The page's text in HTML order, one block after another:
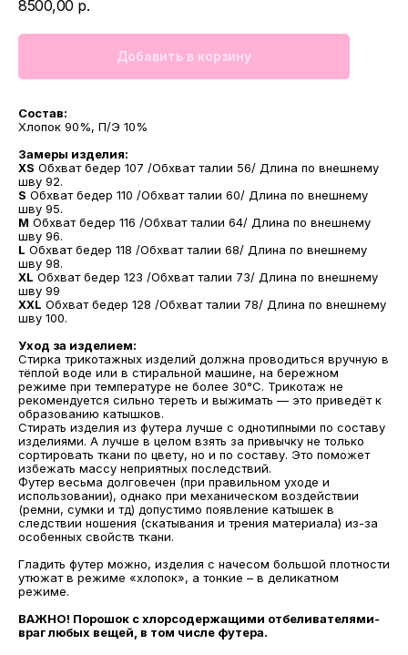
8500,00 р.
Добавить в корзину
Состав:
Хлопок 90%, П/Э 10%
Замеры изделия:
XS Обхват бедер 107 /Обхват талии 56/ Длина по внешнему
шву 92.
S Обхват бедер 110 /Обхват талии 60/ Длина по внешнему
шву 95.
M Обхват бедер 116 /Обхват талии 64/ Длина по внешнему
шву 96.
L Обхват бедер 118 /Обхват талии 68/ Длина по внешнему
шву 98.
XL Обхват бедер 123 /Обхват талии 73/ Длина по внешнему
шву 99
XXL Обхват бедер 128 /Обхват талии 78/ Длина по внешнему
шву 100.
Уход за изделием:
Стирка трикотажных изделий должна проводиться вручную в
тёплой воде или в стиральной машине, на бережном
режиме при температуре не более 30°С. Трикотаж не
рекомендуется сильно тереть и выжимать — это приведёт к
образованию катышков.
Стирать изделия из футера лучше с однотипными по составу
изделиями. А лучше в целом взять за привычку не только
сортировать ткани по цвету, но и по составу. Это поможет
избежать массу неприятных последствий.
Футер весьма долговечен (при правильном уходе и
использовании), однако при механическом воздействии
(ремни, сумки и тд) допустимо появление катышек в
следствии ношения (скатывания и трения материала) из-за
особенных свойств ткани.
Гладить футер можно, изделия с начесом большой плотности
утюжат в режиме «хлопок», а тонкие – в деликатном
режиме.
ВАЖНО! Порошок с хлорсодержащими отбеливателями-
враг любых вещей, в том числе футера.
МАГАЗИНЫ
Потрогать, примерить,
ВЛЮБИТЬСЯ И КУПИТЬ
наш бренд вы можете по адресу